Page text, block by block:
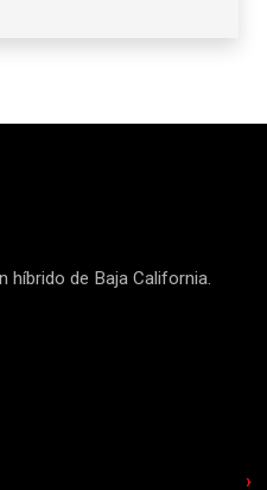
híbrido de Baja California.